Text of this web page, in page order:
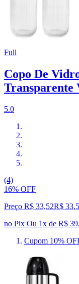
Full
Copo De
Transparente
5.0
(4)
16% OFF
Preço R$ 33,52R$ 33,
no Pix Ou 1x de R$
Cupom 10%